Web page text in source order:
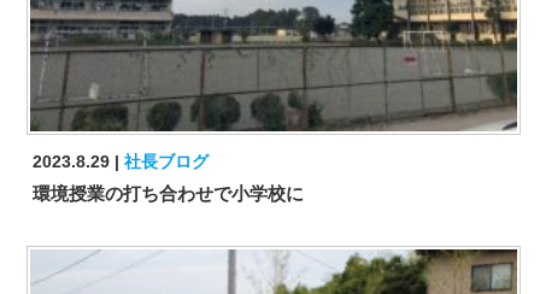
2023.8.29 社長ブログ
環境授業の打ち合わせで小学校に